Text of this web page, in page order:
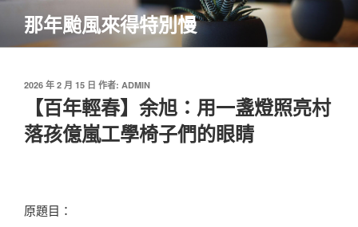
主
那年颱風來得特別慢
發
2026 年 2 月 15 日 作者: ADMIN
【百年輕春】余旭：用一盞燈照亮村
落孩億嵐工學椅子們的眼睛
原題目：